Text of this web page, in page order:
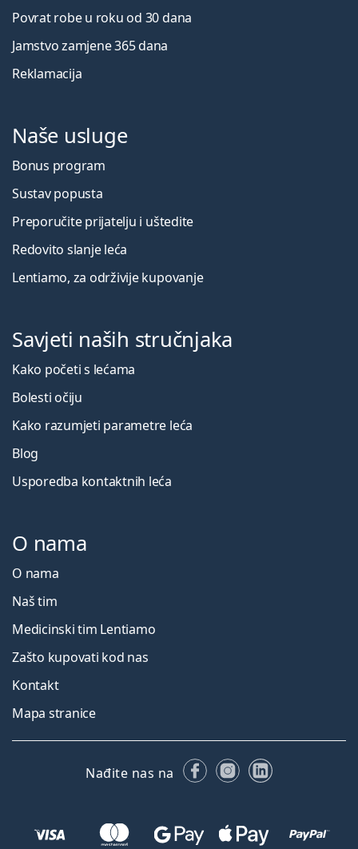
Povrat robe u roku od 30 dana
Jamstvo zamjene 365 dana
Reklamacija
Naše usluge
Bonus program
Sustav popusta
Preporučite prijatelju i uštedite
Redovito slanje leća
Lentiamo, za održivije kupovanje
Savjeti naših stručnjaka
Kako početi s lećama
Bolesti očiju
Kako razumjeti parametre leća
Blog
Usporedba kontaktnih leća
O nama
O nama
Naš tim
Medicinski tim Lentiamo
Zašto kupovati kod nas
Kontakt
Mapa stranice
Nađite nas na FacebookuInstagramu
LinkedIn